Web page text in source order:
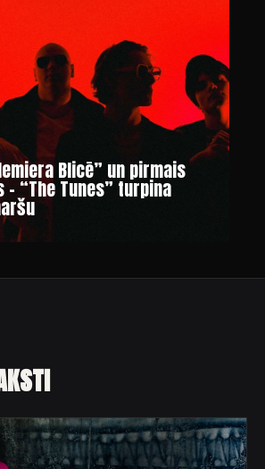
Blicē” un pirmais
“The Tunes” turpina